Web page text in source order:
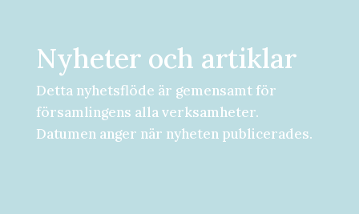
Nyheter och artiklar
Detta nyhetsflöde är gemensamt för
församlingens alla verksamheter.
Datumen anger när nyheten publicerades.